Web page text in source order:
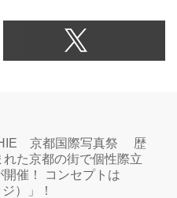
京都国際写真祭 歴
れた京都の街で個性際立
催！ コンセプトは
）」！